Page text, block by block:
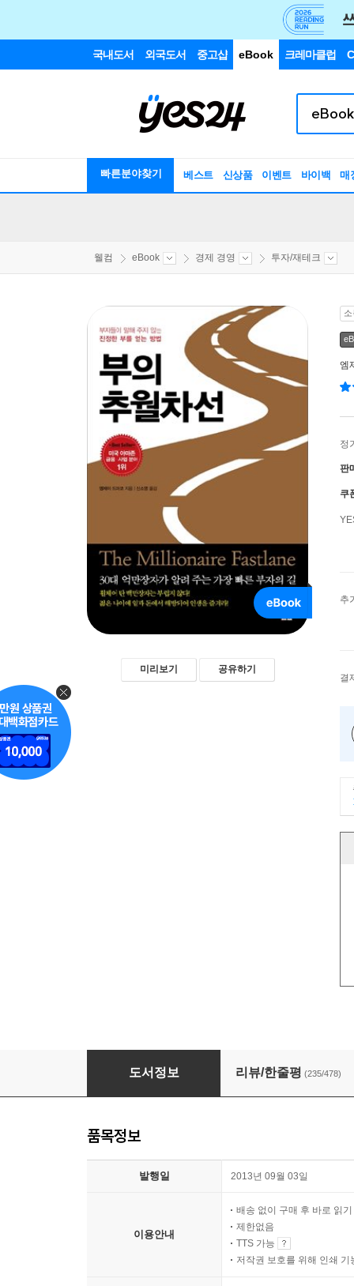
국내도서 외국도서 중고샵 eBook 크레마클럽
빠른분야찾기 베스트 신상품 이벤트 바이백 매
웰컴 eBook 경제 경영 투자/재테크
미리보기 공유하기
엠
정
판
쿠
추
결
부의 추월차선
도서정보 리뷰/한줄평 (235/478)
품목정보
발행일 2013년 09월 03일
이용안내
배송 없이 구매 후 바로 읽기
제한없음
TTS 가능
저작권 보호를 위해 인쇄 기